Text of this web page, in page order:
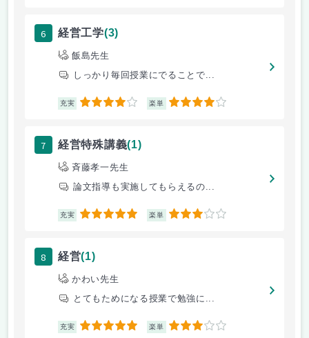
6 経営工学(3)
飯島先生
しっかり毎回授業にでることで...
充実 4 楽単 4
7 経営特殊講義(1)
斉藤孝一先生
論文指導も実施してもらえるの...
充実 5 楽単 3
8 経営(1)
かわい先生
とてもためになる授業で勉強に...
充実 5 楽単 3